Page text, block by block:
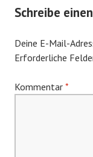
Schreibe
Deine E-Mail-
Erforderliche
Kommentar *